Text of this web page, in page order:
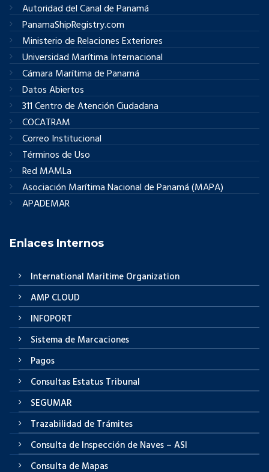
Autoridad del Canal de Panamá
PanamaShipRegistry.com
Ministerio de Relaciones Exteriores
Universidad Marítima Internacional
Cámara Marítima de Panamá
Datos Abiertos
311 Centro de Atención Ciudadana
COCATRAM
Correo Institucional
Términos de Uso
Red MAMLa
Asociación Marítima Nacional de Panamá (MAPA)
APADEMAR
Enlaces Internos
International Maritime Organization
AMP CLOUD
INFOPORT
Sistema de Marcaciones
Pagos
Consultas Estatus Tribunal
SEGUMAR
Trazabilidad de Trámites
Consulta de Inspección de Naves – ASI
Consulta de Mapas